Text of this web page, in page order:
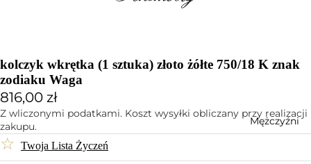
Mężczyźni
kolczyk wkrętka (1 sztuka) złoto żółte 750/18 K znak
zodiaku Waga
816,00 zł
Z wliczonymi podatkami. Koszt wysyłki obliczany przy realizacji
zakupu.
☆ Twoja Lista Życzeń